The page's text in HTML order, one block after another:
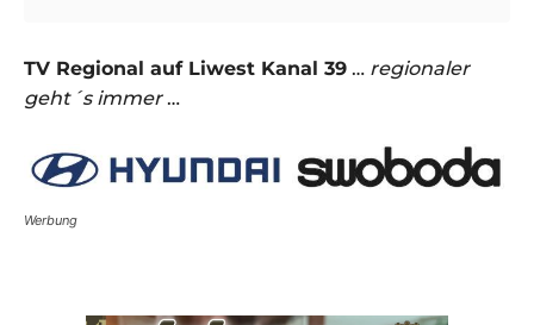
TV Regional auf Liwest Kanal 39 … regionaler
geht´s immer…
Werbung